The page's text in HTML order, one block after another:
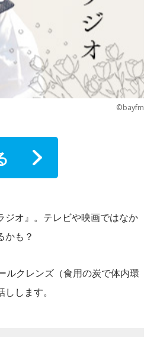
©bayfm
ジオ』。テレビや映画ではなか
かも？
ルクレンズ（食用の炭で体内環
します。